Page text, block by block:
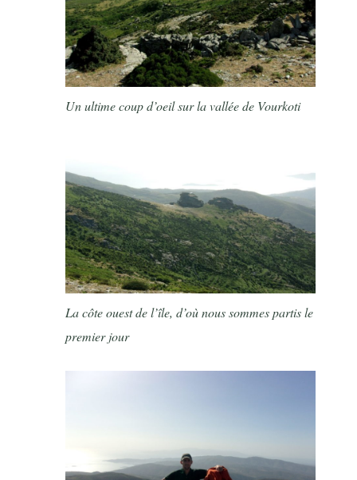
Un ultime coup d’oeil sur la vallée de Vourkoti
La côte ouest de l’île, d’où nous sommes partis le
premier jour